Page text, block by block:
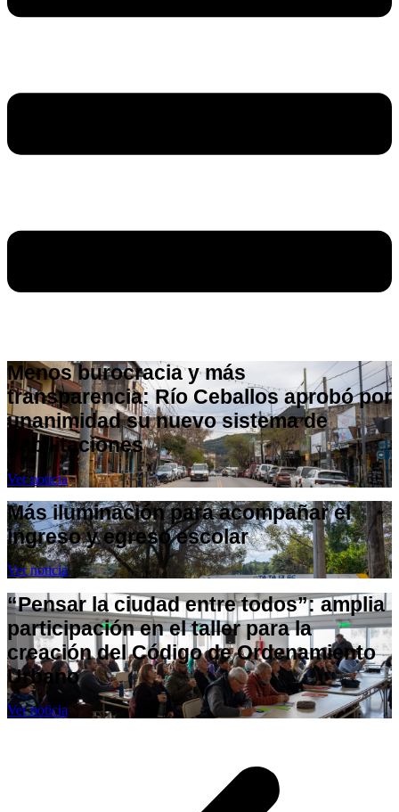
Menos burocracia y más
transparencia: Río Ceballos aprobó por
unanimidad su nuevo sistema de
habilitaciones
Ver noticia
Más iluminación para acompañar el
ingreso y egreso escolar
Ver noticia
“Pensar la ciudad entre todos”: amplia
participación en el taller para la
creación del Código de Ordenamiento
Urbano
Ver noticia